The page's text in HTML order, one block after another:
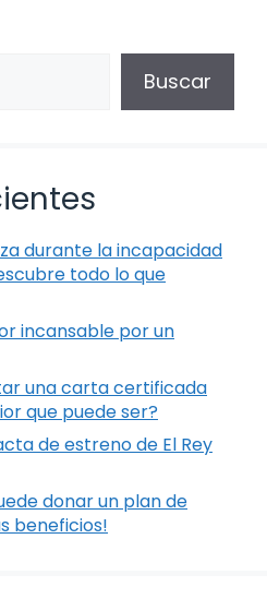
Buscar
durante la incapacidad
todo lo que
incansable por un
una carta certificada
que puede ser?
de estreno de El Rey
donar un plan de
beneficios!